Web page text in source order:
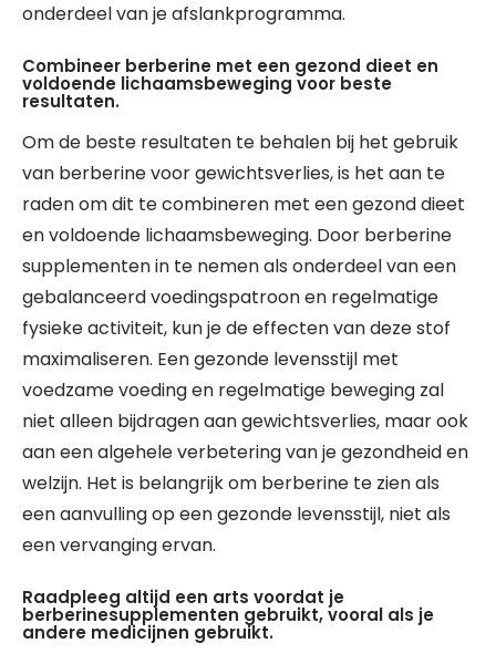
onderdeel van je afslankprogramma.
Combineer berberine met een gezond dieet en
voldoende lichaamsbeweging voor beste
resultaten.
Om de beste resultaten te behalen bij het gebruik
van berberine voor gewichtsverlies, is het aan te
raden om dit te combineren met een gezond dieet
en voldoende lichaamsbeweging. Door berberine
supplementen in te nemen als onderdeel van een
gebalanceerd voedingspatroon en regelmatige
fysieke activiteit, kun je de effecten van deze stof
maximaliseren. Een gezonde levensstijl met
voedzame voeding en regelmatige beweging zal
niet alleen bijdragen aan gewichtsverlies, maar ook
aan een algehele verbetering van je gezondheid en
welzijn. Het is belangrijk om berberine te zien als
een aanvulling op een gezonde levensstijl, niet als
een vervanging ervan.
Raadpleeg altijd een arts voordat je
berberinesupplementen gebruikt, vooral als je
andere medicijnen gebruikt.